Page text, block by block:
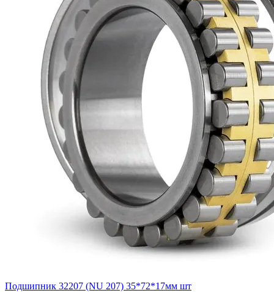
Подшипник 32207 (NU 207) 35*72*17мм шт